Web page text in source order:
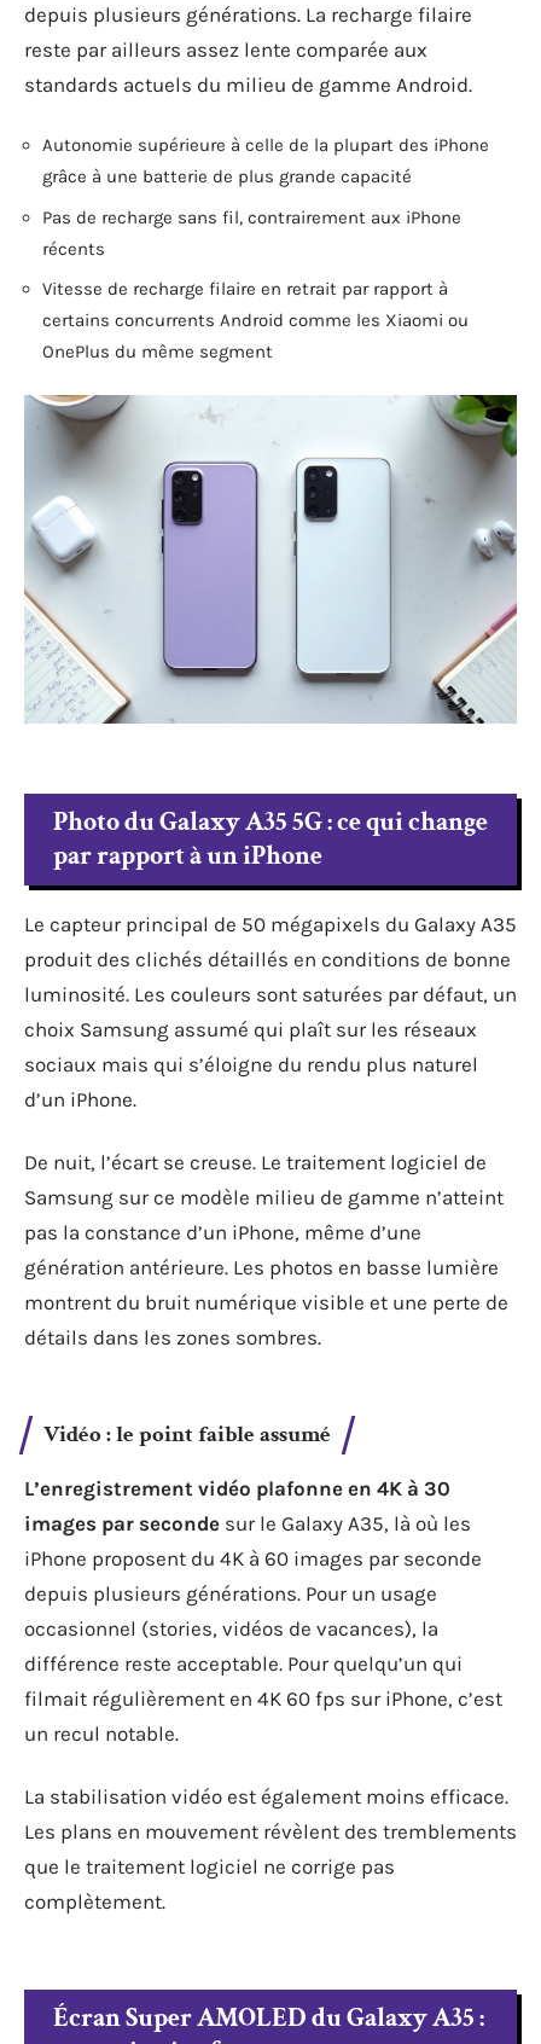
depuis plusieurs générations. La recharge filaire
reste par ailleurs assez lente comparée aux
standards actuels du milieu de gamme Android.
Autonomie supérieure à celle de la plupart des iPhone
grâce à une batterie de plus grande capacité
Pas de recharge sans fil, contrairement aux iPhone
récents
Vitesse de recharge filaire en retrait par rapport à
certains concurrents Android comme les Xiaomi ou
OnePlus du même segment
Photo du Galaxy A35 5G : ce qui change
par rapport à un iPhone
Le capteur principal de 50 mégapixels du Galaxy A35
produit des clichés détaillés en conditions de bonne
luminosité. Les couleurs sont saturées par défaut, un
choix Samsung assumé qui plaît sur les réseaux
sociaux mais qui s’éloigne du rendu plus naturel
d’un iPhone.
De nuit, l’écart se creuse. Le traitement logiciel de
Samsung sur ce modèle milieu de gamme n’atteint
pas la constance d’un iPhone, même d’une
génération antérieure. Les photos en basse lumière
montrent du bruit numérique visible et une perte de
détails dans les zones sombres.
Vidéo : le point faible assumé
L’enregistrement vidéo plafonne en 4K à 30
images par seconde sur le Galaxy A35, là où les
iPhone proposent du 4K à 60 images par seconde
depuis plusieurs générations. Pour un usage
occasionnel (stories, vidéos de vacances), la
différence reste acceptable. Pour quelqu’un qui
filmait régulièrement en 4K 60 fps sur iPhone, c’est
un recul notable.
La stabilisation vidéo est également moins efficace.
Les plans en mouvement révèlent des tremblements
que le traitement logiciel ne corrige pas
complètement.
Écran Super AMOLED du Galaxy A35 :